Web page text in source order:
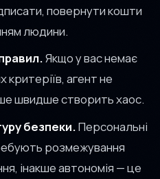
повернути кошти
людини.
Якщо у вас немає
критеріїв, агент не
швидше створить хаос.
безпеки.Персональні
розмежування
інакше автономія — це